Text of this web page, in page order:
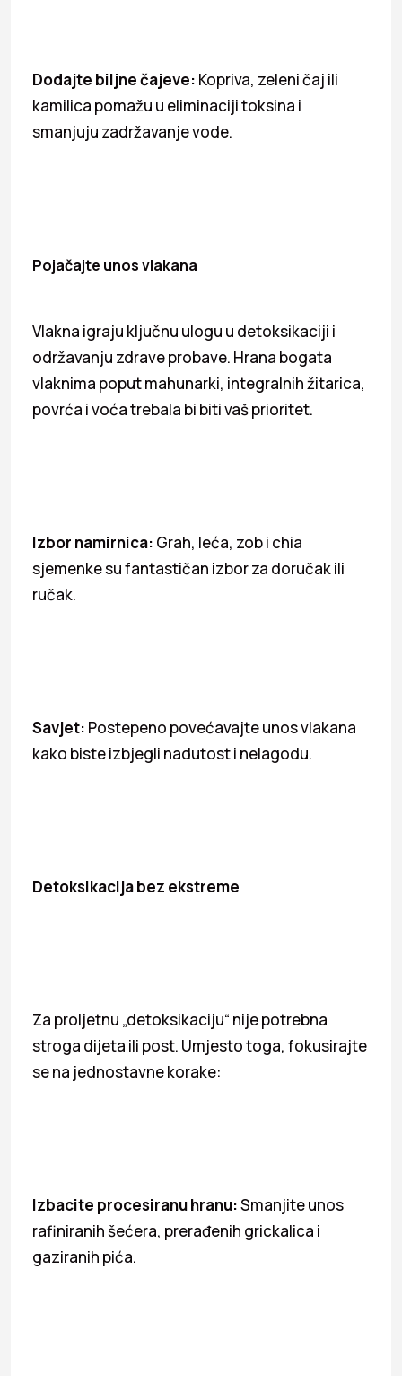
Dodajte biljne čajeve: Kopriva, zeleni čaj ili
kamilica pomažu u eliminaciji toksina i
smanjuju zadržavanje vode.
Pojačajte unos vlakana
Vlakna igraju ključnu ulogu u detoksikaciji i
održavanju zdrave probave. Hrana bogata
vlaknima poput mahunarki, integralnih žitarica,
povrća i voća trebala bi biti vaš prioritet.
Izbor namirnica: Grah, leća, zob i chia
sjemenke su fantastičan izbor za doručak ili
ručak.
Savjet: Postepeno povećavajte unos vlakana
kako biste izbjegli nadutost i nelagodu.
Detoksikacija bez ekstreme
Za proljetnu „detoksikaciju“ nije potrebna
stroga dijeta ili post. Umjesto toga, fokusirajte
se na jednostavne korake:
Izbacite procesiranu hranu:Smanjite unos
rafiniranih šećera, prerađenih grickalica i
gaziranih pića.